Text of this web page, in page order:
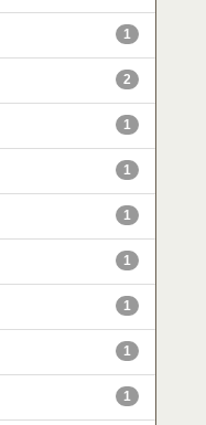
1
2
1
1
1
1
1
1
1